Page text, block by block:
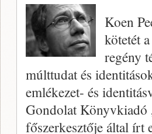
Koen
kötetét
regény
múlttudat és
emlékezet- és
Gondolat Könyvkiadó
főszerkesztője által írt